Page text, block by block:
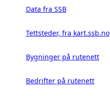
Data fra SSB
Tettsteder, fra kart.ssb.no
Bygninger på rutenett
Bedrifter på rutenett